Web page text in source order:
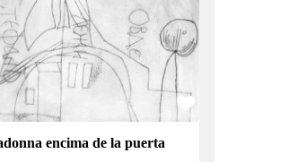
encima de la puerta